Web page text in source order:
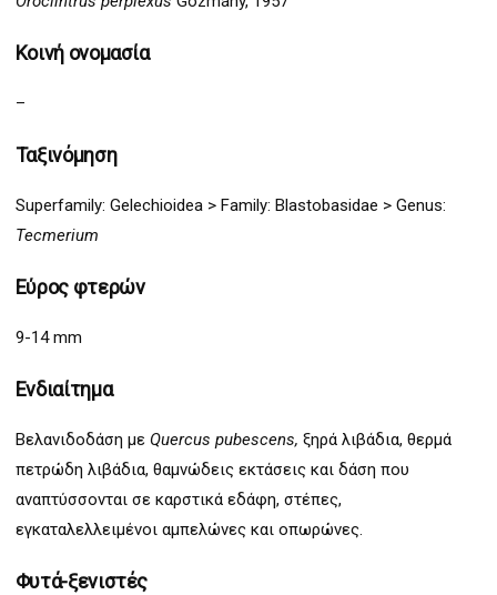
Κοινή ονομασία
–
Ταξινόμηση
Superfamily: Gelechioidea > Family: Blastobasidae > Genus:
Tecmerium
Εύρος φτερών
9-14 mm
Ενδιαίτημα
Βελανιδοδάση με Quercus pubescens, ξηρά λιβάδια, θερμά
πετρώδη λιβάδια, θαμνώδεις εκτάσεις και δάση που
αναπτύσσονται σε καρστικά εδάφη, στέπες,
εγκαταλελλειμένοι αμπελώνες και οπωρώνες.
Φυτά-ξενιστές